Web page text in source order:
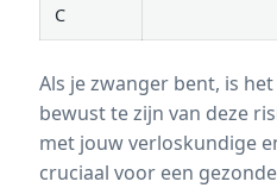
C
Als je zwanger bent, is
bewust te zijn van deze
met jouw verloskundige
cruciaal voor een